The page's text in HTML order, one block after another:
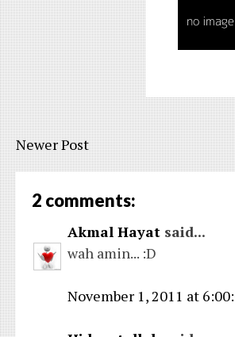
Newer Post
2 comments:
Akmal Hayat said...
wah amin... :D
November 1, 2011 at